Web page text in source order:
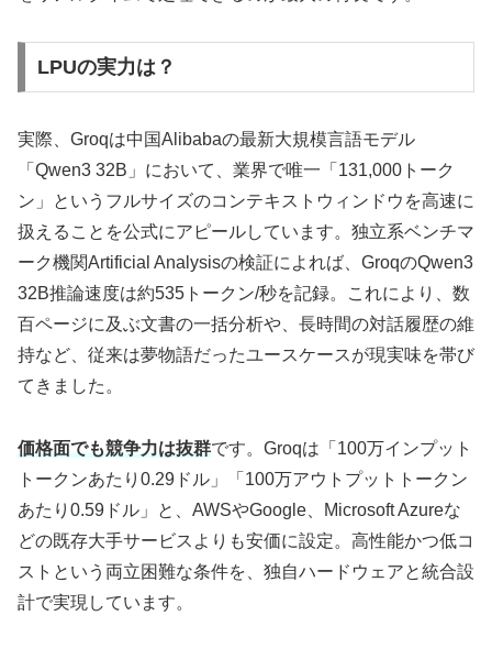
LPUの実力は？
実際、Groqは中国Alibabaの最新大規模言語モデル
「Qwen3 32B」において、業界で唯一「131,000トーク
ン」というフルサイズのコンテキストウィンドウを高速に
扱えることを公式にアピールしています。独立系ベンチマ
ーク機関Artificial Analysisの検証によれば、GroqのQwen3
32B推論速度は約535トークン/秒を記録。これにより、数
百ページに及ぶ文書の一括分析や、長時間の対話履歴の維
持など、従来は夢物語だったユースケースが現実味を帯び
てきました。
価格面でも競争力は抜群です。Groqは「100万インプット
トークンあたり0.29ドル」「100万アウトプットトークン
あたり0.59ドル」と、AWSやGoogle、Microsoft Azureな
どの既存大手サービスよりも安価に設定。高性能かつ低コ
ストという両立困難な条件を、独自ハードウェアと統合設
計で実現しています。